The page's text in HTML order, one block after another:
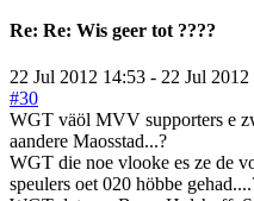
Re: Re: Wis geer tot ????
22 Jul 2012 14:53 - 22 Jul 2012
#30
WGT väöl MVV supporters e
aandere Maosstad...?
WGT die noe vlooke es ze de
speulers oet 020 höbbe